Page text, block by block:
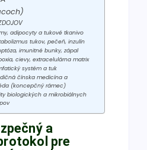
adipocyty a tukové tkanivo
tukov, pečeň, inzulín
imunitné bunky, zápal
cievy, extracelulárna matrix
systém a tuk
čínska medicína a
(koncepčný rámec)
biologických a mikrobiálnych
a
pre